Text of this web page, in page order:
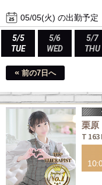
05/05(火) の出勤予定
5/5
TUE
5/6
WED
5/7
THU
« 前の7日へ
栗原
T 163